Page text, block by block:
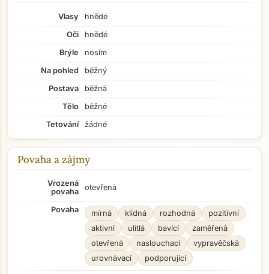
Vlasy
hnědé
Oči
hnědé
Brýle
nosím
Na pohled
běžný
Postava
běžná
Tělo
běžné
Tetování
žádné
Povaha a zájmy
Vrozená
povaha
otevřená
Povaha mírná klidná rozhodná
pozitivní
aktivní
ulítlá bavící
zaměřená
otevřená
naslouchací
vypravěčská
urovnávací
podporující